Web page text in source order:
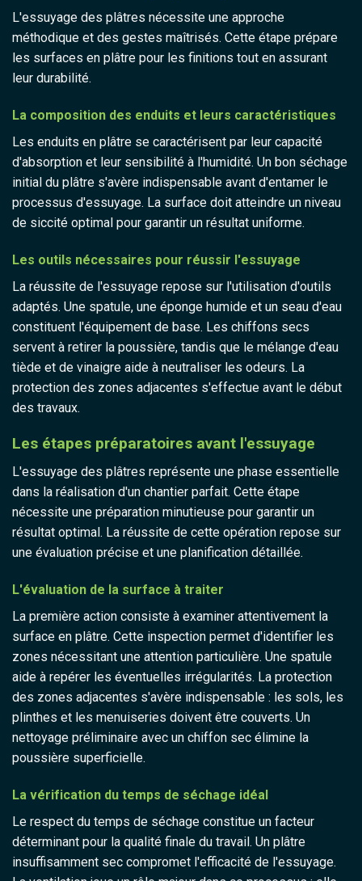
L'essuyage des plâtres nécessite une approche
méthodique et des gestes maîtrisés. Cette étape prépare
les surfaces en plâtre pour les finitions tout en assurant
leur durabilité.
La composition des enduits et leurs caractéristiques
Les enduits en plâtre se caractérisent par leur capacité
d'absorption et leur sensibilité à l'humidité. Un bon séchage
initial du plâtre s'avère indispensable avant d'entamer le
processus d'essuyage. La surface doit atteindre un niveau
de siccité optimal pour garantir un résultat uniforme.
Les outils nécessaires pour réussir l'essuyage
La réussite de l'essuyage repose sur l'utilisation d'outils
adaptés. Une spatule, une éponge humide et un seau d'eau
constituent l'équipement de base. Les chiffons secs
servent à retirer la poussière, tandis que le mélange d'eau
tiède et de vinaigre aide à neutraliser les odeurs. La
protection des zones adjacentes s'effectue avant le début
des travaux.
Les étapes préparatoires avant l'essuyage
L'essuyage des plâtres représente une phase essentielle
dans la réalisation d'un chantier parfait. Cette étape
nécessite une préparation minutieuse pour garantir un
résultat optimal. La réussite de cette opération repose sur
une évaluation précise et une planification détaillée.
L'évaluation de la surface à traiter
La première action consiste à examiner attentivement la
surface en plâtre. Cette inspection permet d'identifier les
zones nécessitant une attention particulière. Une spatule
aide à repérer les éventuelles irrégularités. La protection
des zones adjacentes s'avère indispensable : les sols, les
plinthes et les menuiseries doivent être couverts. Un
nettoyage préliminaire avec un chiffon sec élimine la
poussière superficielle.
La vérification du temps de séchage idéal
Le respect du temps de séchage constitue un facteur
déterminant pour la qualité finale du travail. Un plâtre
insuffisamment sec compromet l'efficacité de l'essuyage.